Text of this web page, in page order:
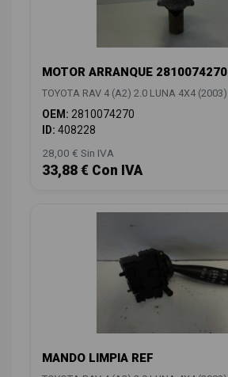
MOTOR ARRANQUE 2810074270
TOYOTA RAV 4 (A2) 2.0 LUNA 4X4 (2003)
OEM: 2810074270
ID: 408228
28,00 € Sin IVA
33,88 € Con IVA
MANDO LIMPIA REF